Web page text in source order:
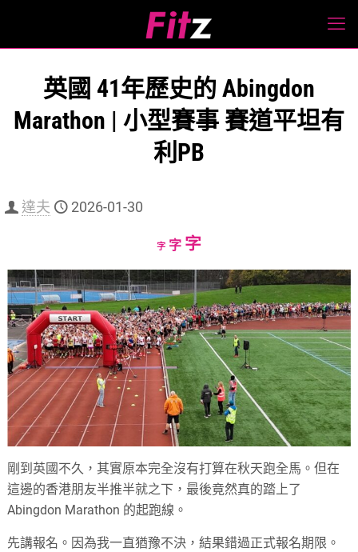
英國 41年歷史的 Abingdon
Marathon | 小型賽事 賽道平坦有
利PB
達夫 2026-01-30
字Decrease
size.
字Reset
size.
字Increase
size.
剛到英國不久，其實原本完全沒有打算在秋天跑全馬。但在
這邊的香港朋友半推半就之下，最後竟然真的踏上了
Abingdon Marathon 的起跑線。
先講報名。因為我一直猶豫不決，結果錯過正式報名期限。